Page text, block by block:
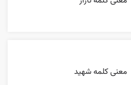
معنی کلمه شهید